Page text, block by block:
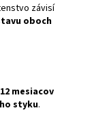
závisí
oboch
mesiacov
styku.